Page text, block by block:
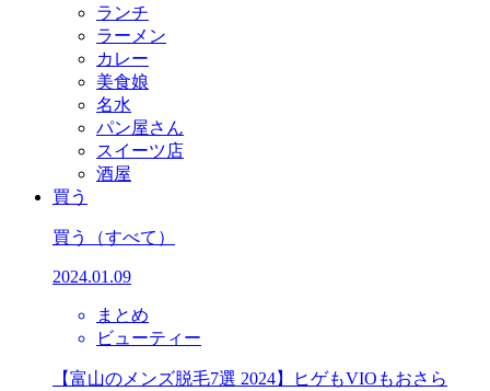
ランチ
ラーメン
カレー
美食娘
名水
パン屋さん
スイーツ店
酒屋
買う
買う （すべて）
2024.01.09
まとめ
ビューティー
【富山のメンズ脱毛7選 2024】ヒゲもVIOもおさら